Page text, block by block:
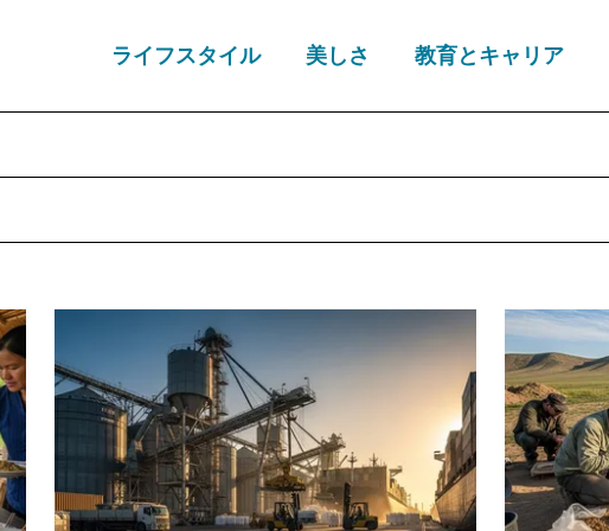
ライフスタイル 美しさ 教育とキャリア